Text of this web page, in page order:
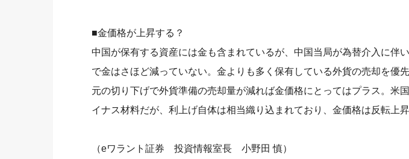
■金価格が上昇する？
中国が保有する資産には金も含まれているが、中国当局が為替介入に伴
で金はさほど減っていない。金よりも多く保有している外貨の売却を優
元の切り下げで外貨準備の売却量が減れば金価格にとってはプラス。米
イナス材料だが、利上げ自体は相当織り込まれており、金価格は反転上
（eワラント証券 投資情報室長 小野田 慎）